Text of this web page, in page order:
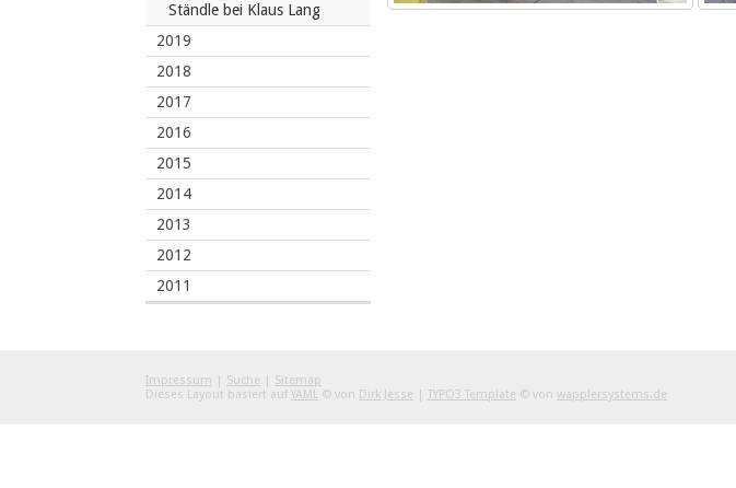
Ständle bei Klaus Lang
2019
2018
2017
2016
2015
2014
2013
2012
2011
Impressum | Suche | Sitemap
Dieses Layout basiert auf YAML © von Dirk Jesse | TYPO3 Template © von wapplersystems.de